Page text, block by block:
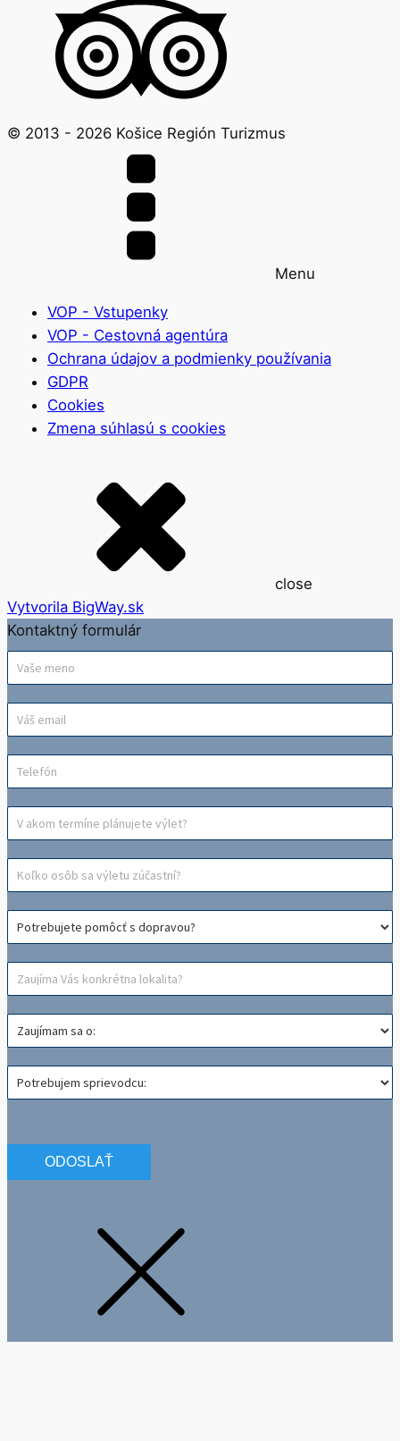
© 2013 - 2026 Košice Región Turizmus
Menu
VOP - Vstupenky
VOP - Cestovná agentúra
Ochrana údajov a podmienky používania
GDPR
Cookies
Zmena súhlasú s cookies
close
Vytvorila BigWay.sk
Kontaktný formulár
ODOSLAŤ